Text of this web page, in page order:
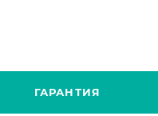
ГАРАНТИЯ